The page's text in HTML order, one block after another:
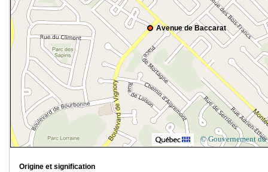
Avenue de Baccarat
© Gouvernement du
Origine et signification